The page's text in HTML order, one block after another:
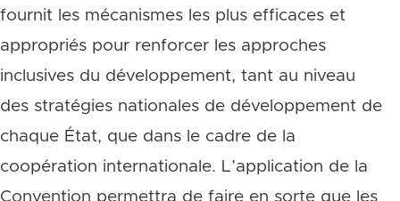
fournit les mécanismes les plus efficaces et
appropriés pour renforcer les approches
inclusives du développement, tant au niveau
des stratégies nationales de développement de
chaque État, que dans le cadre de la
coopération internationale. L’application de la
Convention permettra de faire en sorte que les